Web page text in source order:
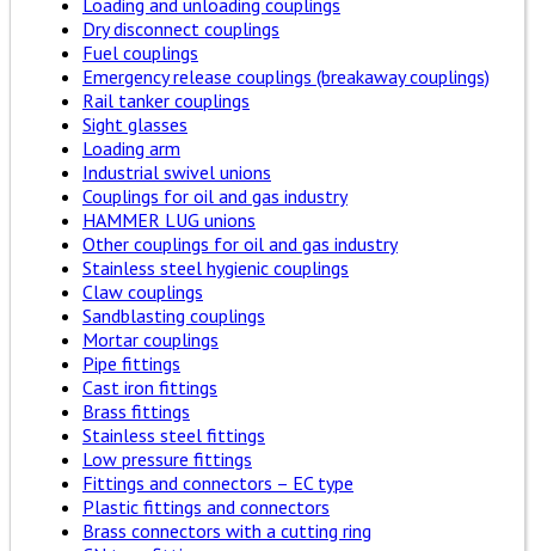
Loading and unloading couplings
Dry disconnect couplings
Fuel couplings
Emergency release couplings (breakaway couplings)
Rail tanker couplings
Sight glasses
Loading arm
Industrial swivel unions
Couplings for oil and gas industry
HAMMER LUG unions
Other couplings for oil and gas industry
Stainless steel hygienic couplings
Claw couplings
Sandblasting couplings
Mortar couplings
Pipe fittings
Cast iron fittings
Brass fittings
Stainless steel fittings
Low pressure fittings
Fittings and connectors – EC type
Plastic fittings and connectors
Brass connectors with a cutting ring